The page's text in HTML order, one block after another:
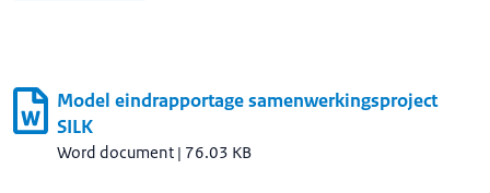
Model eindrapportage samenwerkingsproject
SILK
Word document | 76.03 KB